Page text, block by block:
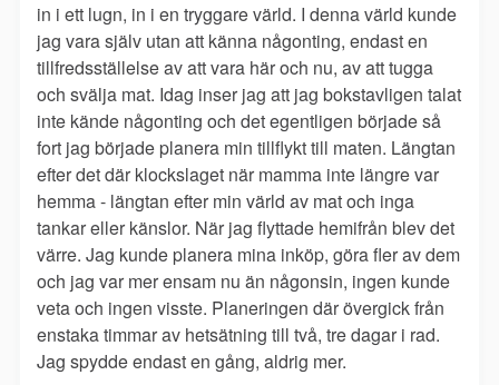
in i ett lugn, in i en tryggare värld. I denna värld kunde
jag vara själv utan att känna någonting, endast en
tillfredsställelse av att vara här och nu, av att tugga
och svälja mat. Idag inser jag att jag bokstavligen talat
inte kände någonting och det egentligen började så
fort jag började planera min tillflykt till maten. Längtan
efter det där klockslaget när mamma inte längre var
hemma - längtan efter min värld av mat och inga
tankar eller känslor. När jag flyttade hemifrån blev det
värre. Jag kunde planera mina inköp, göra fler av dem
och jag var mer ensam nu än någonsin, ingen kunde
veta och ingen visste. Planeringen där övergick från
enstaka timmar av hetsätning till två, tre dagar i rad.
Jag spydde endast en gång, aldrig mer.